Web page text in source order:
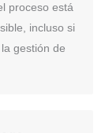
proceso está
incluso si
gestión de